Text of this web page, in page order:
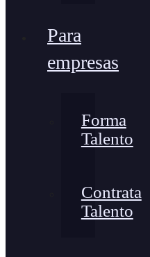
Para
empresas
Forma
Talento
Contrata
Talento